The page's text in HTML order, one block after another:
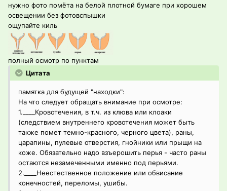
нужно фото помёта на белой плотной бумаге при хорошем
освещении без фотовспышки
ощупайте киль
полный осмотр по пунктам
Цитата
памятка для будущей "находки":
На что следует обращать внимание при осмотре:
1.____Кровотечения, в т.ч. из клюва или клоаки
(следствием внутреннего кровотечения может быть
также помет темно-красного, черного цвета), раны,
царапины, пулевые отверстия, гнойники или прыщи на
коже. Обязательно надо взъерошить перья - часто раны
остаются незамеченными именно под перьями.
2.____Неестественное положение или обвисание
конечностей, переломы, ушибы.